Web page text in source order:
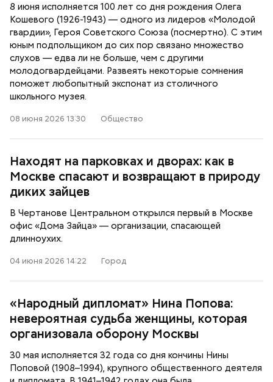
8 июня исполняется 100 лет со дня рождения Олега
Кошевого (1926-1943) — одного из лидеров «Молодой
гвардии», Героя Советского Союза (посмертно). С этим
юным подпольщиком до сих пор связано множество
слухов — едва ли не больше, чем с другими
молодогвардейцами. Развеять некоторые сомнения
поможет любопытный экспонат из столичного
школьного музея.
08 июня 2026 13:30 Общество
Находят на парковках и дворах: как в
Москве спасают и возвращают в природу
диких зайцев
В Чертанове Центральном открылся первый в Москве
офис «Дома Зайца» — организации, спасающей
длинноухих.
04 июня 2026 14:22 Город
«Народный дипломат» Нина Попова:
невероятная судьба женщины, которая
организовала оборону Москвы
30 мая исполняется 32 года со дня кончины Нины
Поповой (1908–1994), крупного общественного деятеля